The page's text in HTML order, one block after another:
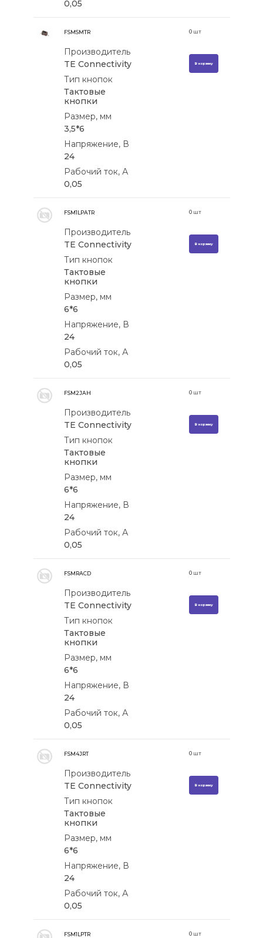
0,05
FSMSMTR
Производитель
TE Connectivity
Тип кнопок
Тактовые
кнопки
Размер, мм
3,5*6
Напряжение, В
24
Рабочий ток, А
0,05
0шт
В корзину
FSM1LPATR
Производитель
TE Connectivity
Тип кнопок
Тактовые
кнопки
Размер, мм
6*6
Напряжение, В
24
Рабочий ток, А
0,05
0шт
В корзину
FSM2JAH
Производитель
TE Connectivity
Тип кнопок
Тактовые
кнопки
Размер, мм
6*6
Напряжение, В
24
Рабочий ток, А
0,05
0шт
В корзину
FSMRACD
Производитель
TE Connectivity
Тип кнопок
Тактовые
кнопки
Размер, мм
6*6
Напряжение, В
24
Рабочий ток, А
0,05
0шт
В корзину
FSM4JRT
Производитель
TE Connectivity
Тип кнопок
Тактовые
кнопки
Размер, мм
6*6
Напряжение, В
24
Рабочий ток, А
0,05
0шт
В корзину
FSM1LPTR 0шт